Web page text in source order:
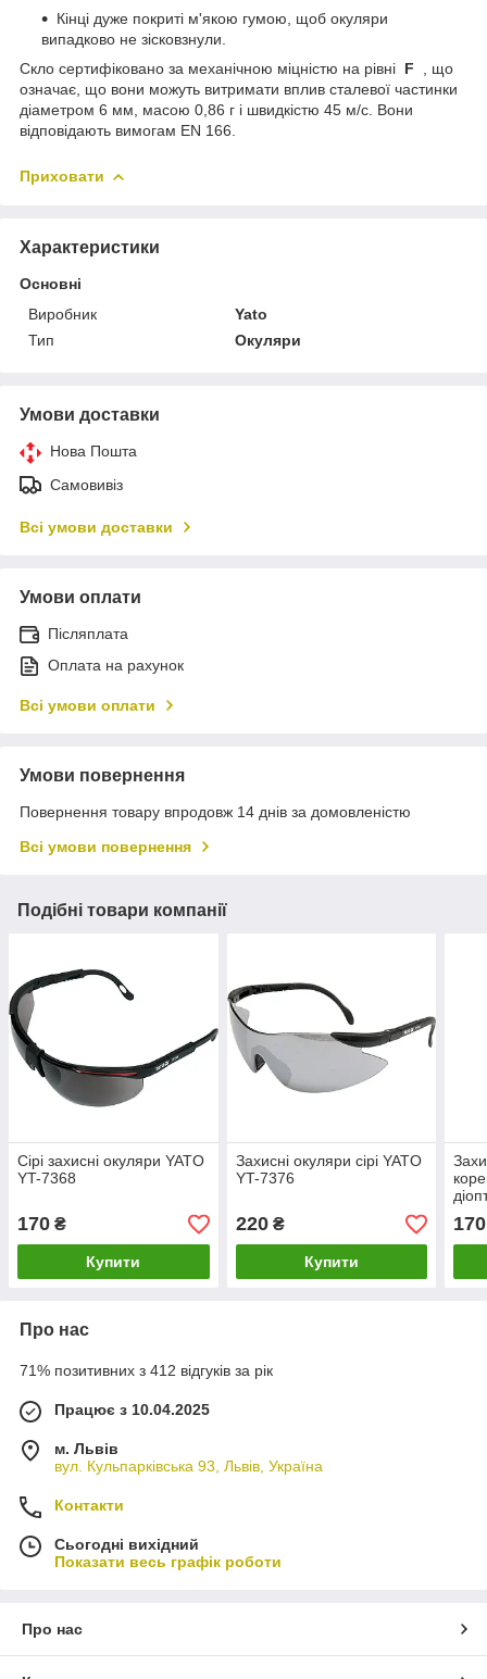
Кінці дуже покриті м'якою гумою, щоб окуляри
випадково не зісковзнули.
Скло сертифіковано за механічною міцністю на рівні F , що
означає, що вони можуть витримати вплив сталевої частинки
діаметром 6 мм, масою 0,86 г і швидкістю 45 м/с. Вони
відповідають вимогам EN 166.
Приховати
Характеристики
Основні
Виробник
Yato
Тип
Окуляри
Умови доставки
Нова Пошта
Самовивіз
Всі умови доставки
Умови оплати
Післяплата
Оплата на рахунок
Всі умови оплати
Умови повернення
Повернення товару впродовж 14 днів за домовленістю
Всі умови повернення
Подібні товари компанії
Сірі захисні окуляри YATO
YT-7368
170 ₴
Купити
Захисні окуляри сірі YATO
YT-7376
220₴
Купити
170
Про нас
71% позитивних з 412 відгуків за рік
Працює з 10.04.2025
м. Львів
вул. Кульпарківська 93, Львів, Україна
Контакти
Сьогодні вихідний
Показати весь графік роботи
Про нас